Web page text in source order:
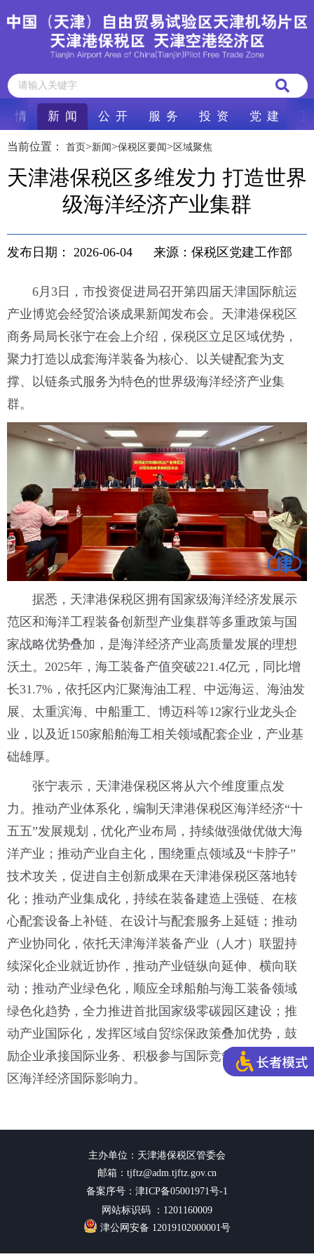
情 新 闻 公 开 服 务 投 资 党 建
当前位置： 首页>新闻>保税区要闻> 区域聚焦
天津港保税区多维发力 打造世界
级海洋经济产业集群
发布日期： 2026-06-04 来源：保税区党建工作部
6月3日，市投资促进局召开第四届天津国际航运
产业博览会经贸洽谈成果新闻发布会。天津港保税区
商务局局长张宁在会上介绍，保税区立足区域优势，
聚力打造以成套海洋装备为核心、以关键配套为支
撑、以链条式服务为特色的世界级海洋经济产业集
群。
据悉，天津港保税区拥有国家级海洋经济发展示
范区和海洋工程装备创新型产业集群等多重政策与国
家战略优势叠加，是海洋经济产业高质量发展的理想
沃土。2025年，海工装备产值突破221.4亿元，同比增
长31.7%，依托区内汇聚海油工程、中远海运、海油发
展、太重滨海、中船重工、博迈科等12家行业龙头企
业，以及近150家船舶海工相关领域配套企业，产业基
础雄厚。
张宁表示，天津港保税区将从六个维度重点发
力。推动产业体系化，编制天津港保税区海洋经济“十
五五”发展规划，优化产业布局，持续做强做优做大海
洋产业；推动产业自主化，围绕重点领域及“卡脖子”
技术攻关，促进自主创新成果在天津港保税区落地转
化；推动产业集成化，持续在装备建造上强链、在核
心配套设备上补链、在设计与配套服务上延链；推动
产业协同化，依托天津海洋装备产业（人才）联盟持
续深化企业就近协作，推动产业链纵向延伸、横向联
动；推动产业绿色化，顺应全球船舶与海工装备领域
绿色化趋势，全力推进首批国家级零碳园区建设；推
动产业国际化，发挥区域自贸综保政策叠加优势，鼓
励企业承接国际业务、积极参与国际竞争，提升保税
区海洋经济国际影响力。
主办单位：天津港保税区管委会
邮箱：tjftz@adm.tjftz.gov.cn
备案序号：津ICP备05001971号-1
网站标识码 ：1201160009
津公网安备 12019102000001号